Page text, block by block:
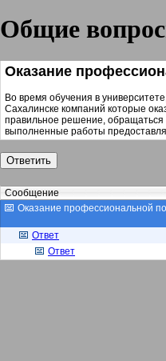
Общие
Оказание
Во время обучения в
Сахалинске компаний которые
правильное решение,
выполненные работы
Сообщение
Оказание профессиональной
Ответ
Ответ